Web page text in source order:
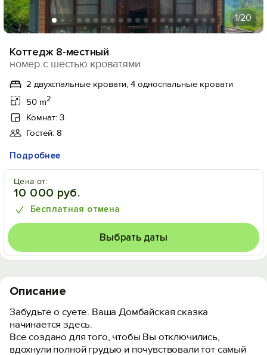
1/20
Коттедж 8-местный
номер с шестью кроватями
2 двухспальные кровати, 4 односпальные кровати
50 m2
Комнат: 3
Гостей: 8
Подробнее
Цена от:
10 000 руб.
Бесплатная отмена
Выбрать даты
Описание
Забудьте о суете. Ваша Домбайская сказка
начинается здесь.
Все создано для того, чтобы Вы отключились,
вдохнули полной грудью и почувствовали тот самый